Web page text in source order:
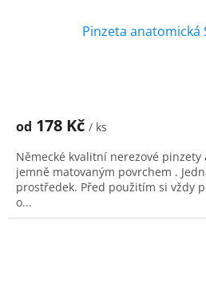
Pinzeta anatomická
od 178 Kč / ks
Německé kvalitní nerezové pinzety
jemně matovaným povrchem .
prostředek. Před použitím si vždy
o...